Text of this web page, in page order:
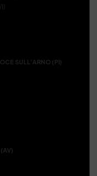
SULL’ARNO (PI)